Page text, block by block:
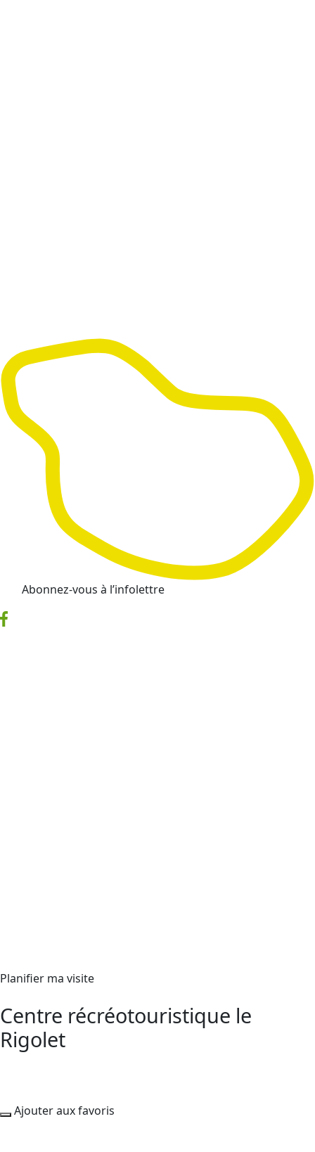
Abonnez-vous à l’infolettre
Planifier ma visite
Centre récréotouristique le
Rigolet
Ajouter aux favoris